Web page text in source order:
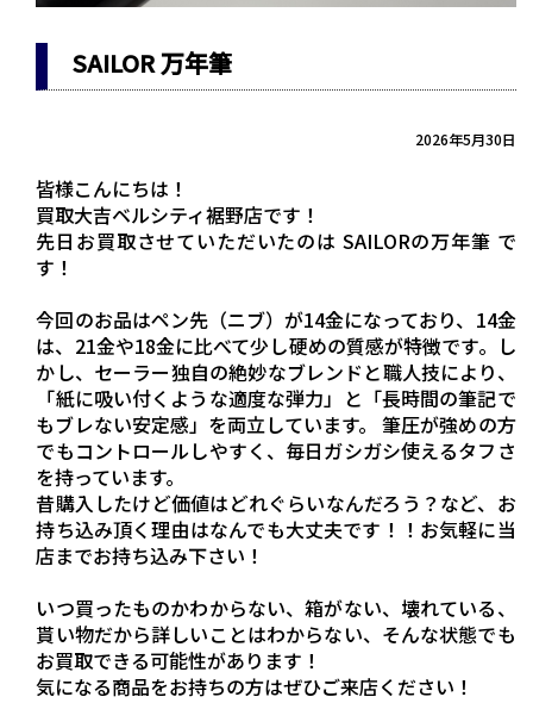
SAILOR 万年筆
2026年5月30日
皆様こんにちは！
買取大吉ベルシティ裾野店です！
先日お買取させていただいたのは SAILORの万年筆 で
す！
今回のお品はペン先（ニブ）が14金になっており、14金
は、21金や18金に比べて少し硬めの質感が特徴です。し
かし、セーラー独自の絶妙なブレンドと職人技により、
「紙に吸い付くような適度な弾力」と「長時間の筆記で
もブレない安定感」を両立しています。 筆圧が強めの方
でもコントロールしやすく、毎日ガシガシ使えるタフさ
を持っています。
昔購入したけど価値はどれぐらいなんだろう？など、お
持ち込み頂く理由はなんでも大丈夫です！！お気軽に当
店までお持ち込み下さい！
いつ買ったものかわからない、箱がない、壊れている、
貰い物だから詳しいことはわからない、そんな状態でも
お買取できる可能性があります！
気になる商品をお持ちの方はぜひご来店ください！